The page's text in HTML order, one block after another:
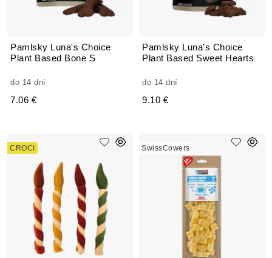
Pamlsky Luna's Choice
Plant Based Bone S
do 14 dní
7.06 €
Pamlsky Luna's Choice
Plant Based Sweet Hearts
do 14 dní
9.10 €
CROCI SwissCowers